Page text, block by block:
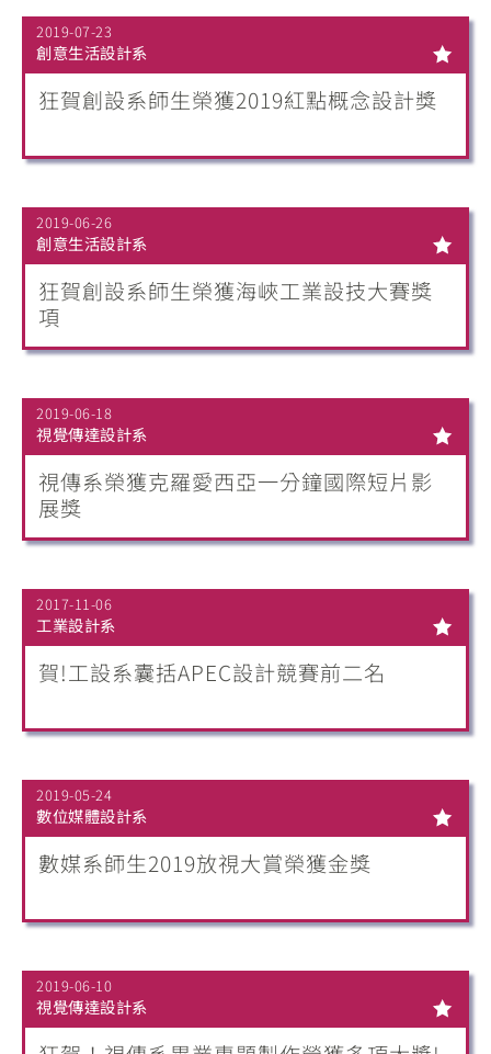
2019-07-23
創意生活設計系
狂賀創設系師生榮獲2019紅點概念設計獎
2019-06-26
創意生活設計系
狂賀創設系師生榮獲海峽工業設技大賽獎
項
2019-06-18
視覺傳達設計系
視傳系榮獲克羅愛西亞一分鐘國際短片影
展獎
2017-11-06
工業設計系
賀!工設系囊括APEC設計競賽前二名
2019-05-24
數位媒體設計系
數媒系師生2019放視大賞榮獲金獎
2019-06-10
視覺傳達設計系